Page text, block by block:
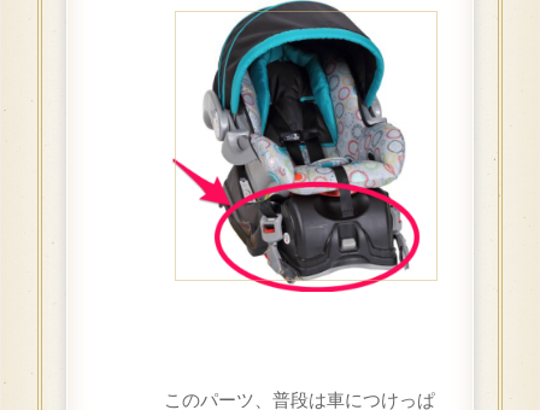
このパーツ、普段は車につけっぱ